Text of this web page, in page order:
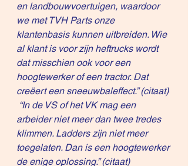
en landbouwvoertuigen, waardoor
we met TVH Parts onze
klantenbasis kunnen uitbreiden. Wie
al klant is voor zijn heftrucks wordt
dat misschien ook voor een
hoogtewerker of een tractor. Dat
creëert een sneeuwbaleffect.” (citaat)
arbeider niet meer dan twee tredes
klimmen. Ladders zijn niet meer
toegelaten. Dan is een hoogtewerker
de enige oplossing.” (citaat)